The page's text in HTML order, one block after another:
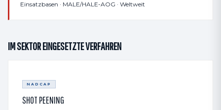
Einsatzbasen · MALE/HALE-AOG · Weltweit
IM SEKTOR EINGESETZTE VERFAHREN
NADCAP
SHOT PEENING